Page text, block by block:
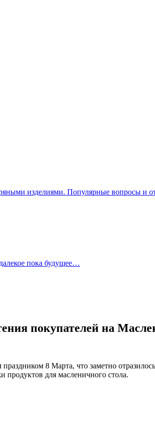
изделиями. Популярные вопросы и
пока будущее…
покупателей на
8 Марта, что заметно
для масленичного стола.